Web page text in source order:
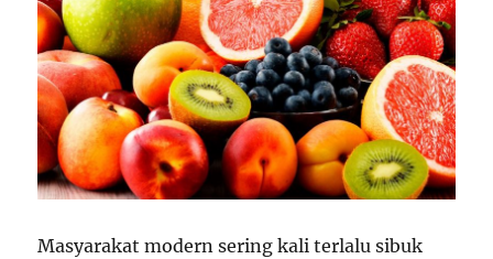
Masyarakat modern sering kali terlalu sibuk